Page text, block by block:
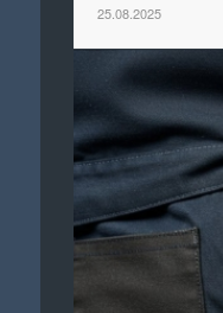
25.08.2025